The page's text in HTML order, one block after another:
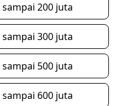
sampai 200 juta
sampai 300 juta
sampai 500 juta
sampai 600 juta